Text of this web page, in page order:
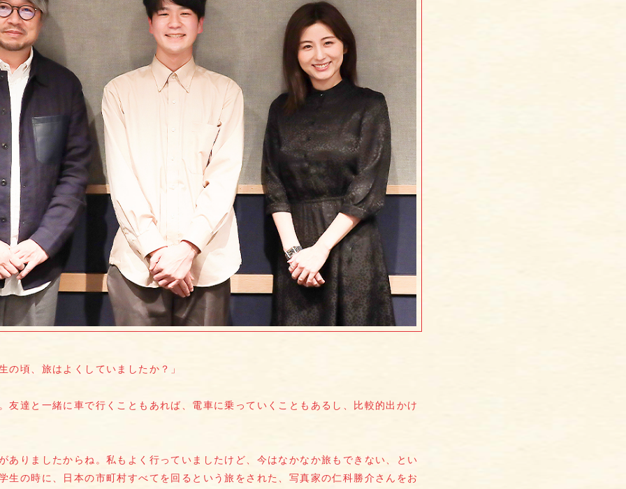
の頃、旅はよくしていましたか？」
友達と一緒に車で行くこともあれば、電車に乗っていくこともあるし、比較的出かけ
ありましたからね。私もよく行っていましたけど、今はなかなか旅もできない、とい
の時に、日本の市町村すべてを回るという旅をされた、写真家の仁科勝介さんをお